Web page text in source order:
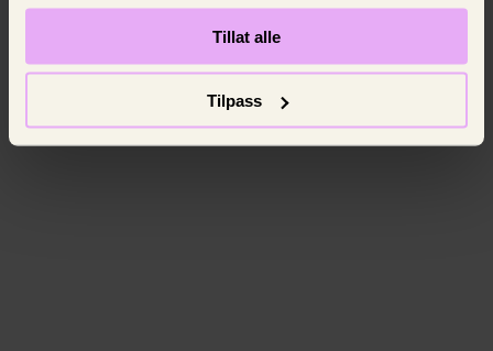
tjenester. Vi ber om ditt samtykke.
Tillat alle
Tilpass